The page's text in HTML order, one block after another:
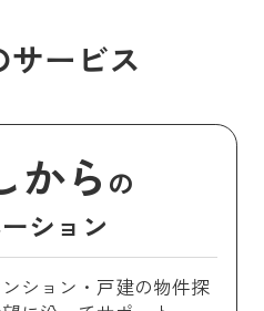
サービス
から の
ション
ション・戸建の物件探